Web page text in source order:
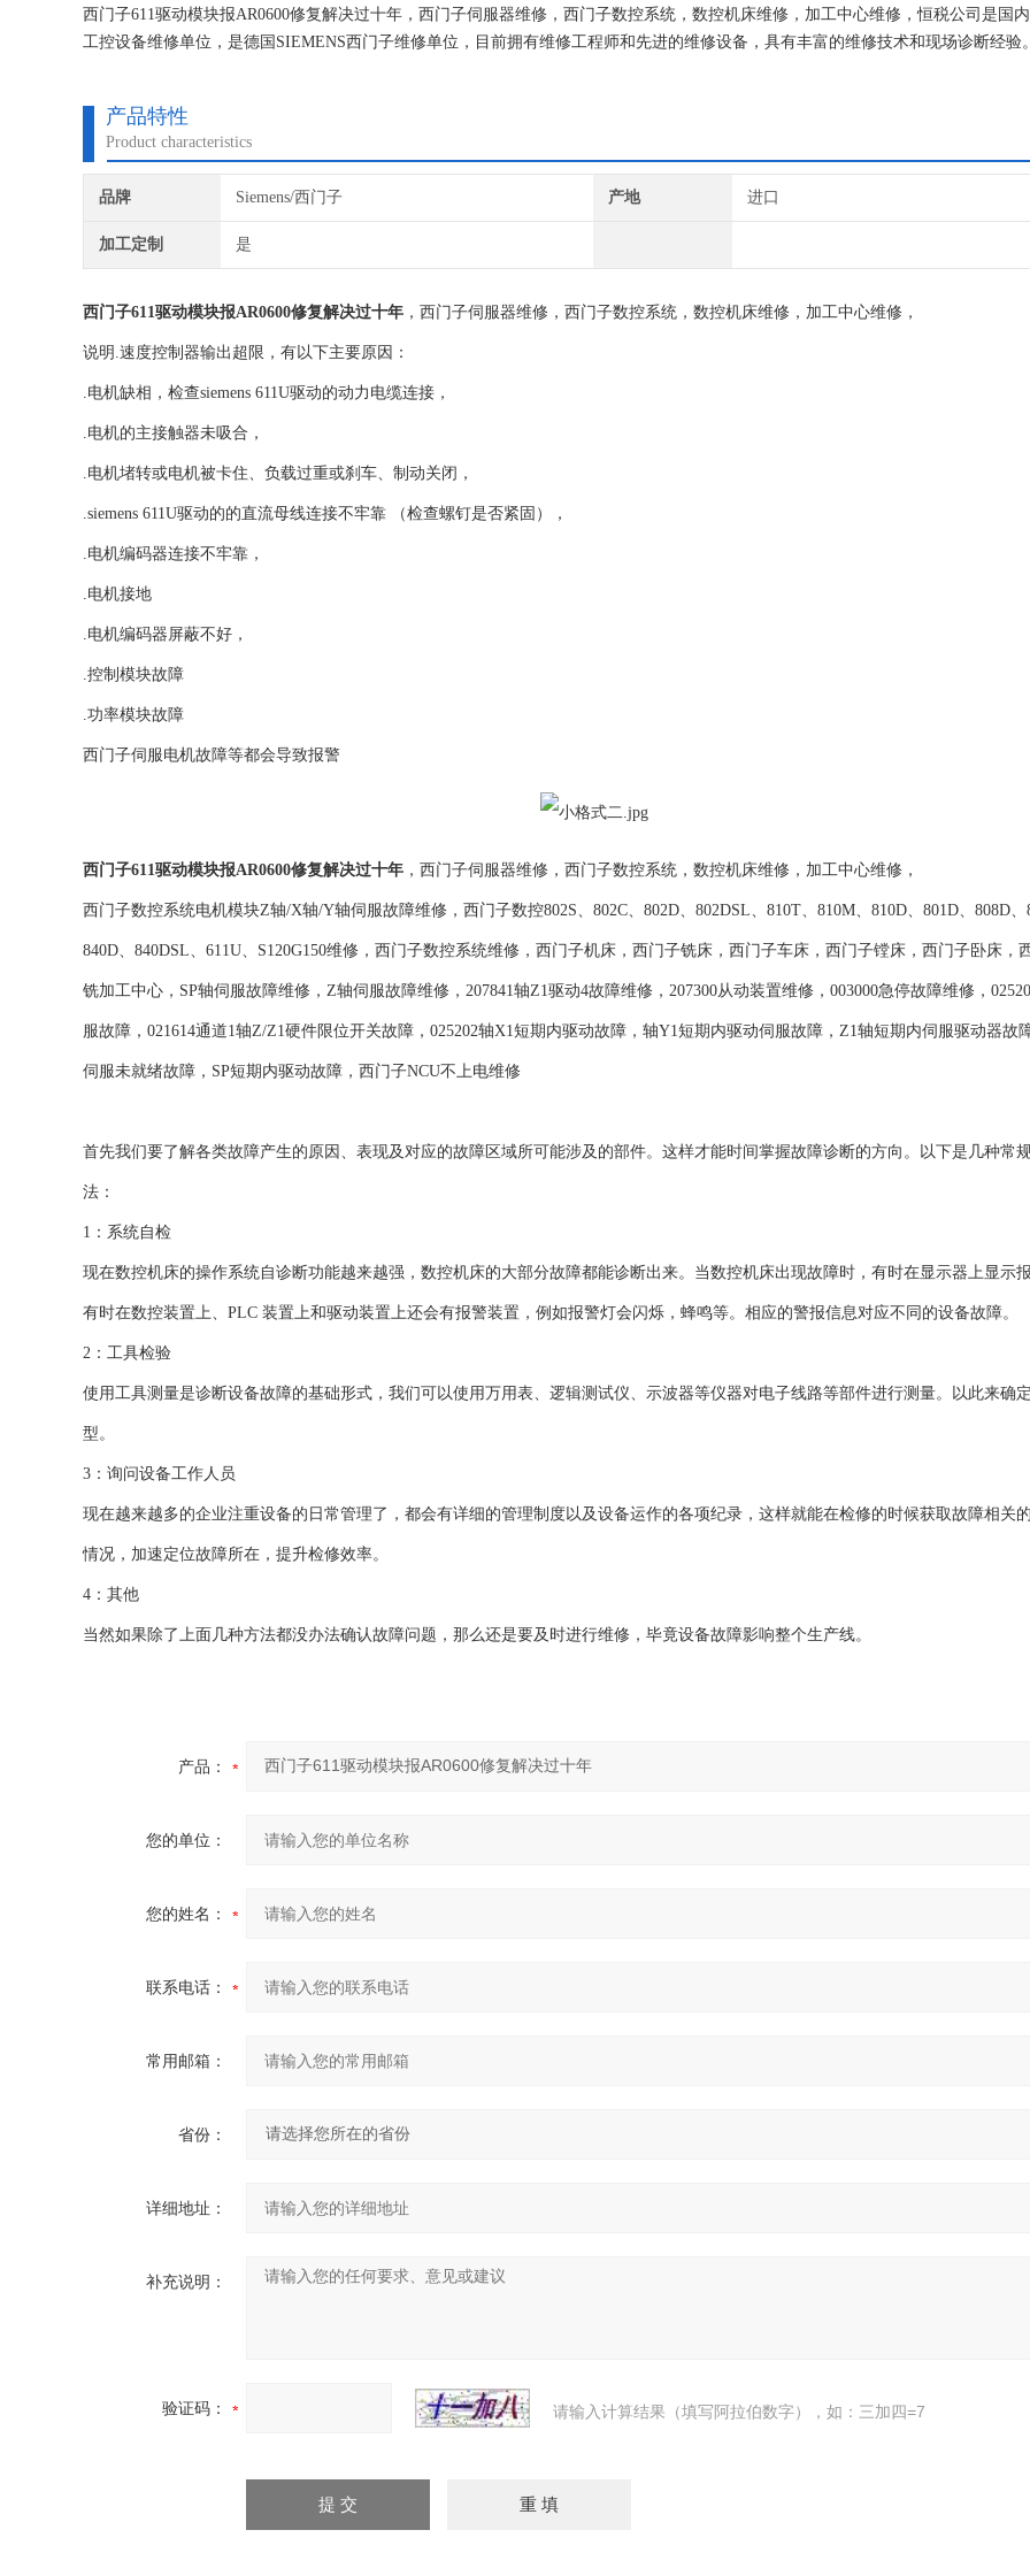
西门子611驱动模块报AR0600修复解决过十年，西门子伺服器维修，西门子数控系统，数控机床维修，加工中心维修，恒税公司是国
工控设备维修单位，是德国SIEMENS西门子维修单位，目前拥有维修工程师和先进的维修设备，具有丰富的维修技术和现场诊断经验
产品特性
Product characteristics
品牌 Siemens/西门子 产地 进口
加工定制 是
西门子611驱动模块报AR0600修复解决过十年 ，西门子伺服器维修，西门子数控系统，数控机床维修，加工中心维修，
说明.速度控制器输出超限，有以下主要原因：
.电机缺相，检查siemens 611U驱动的动力电缆连接，
.电机的主接触器未吸合，
.电机堵转或电机被卡住、负载过重或刹车、制动关闭，
.siemens 611U驱动的的直流母线连接不牢靠 （检查螺钉是否紧固），
.电机编码器连接不牢靠，
.电机接地
.电机编码器屏蔽不好，
.控制模块故障
.功率模块故障
西门子伺服电机故障等都会导致报警
西门子611驱动模块报AR0600修复解决过十年 ，西门子伺服器维修，西门子数控系统，数控机床维修，加工中心维修，
西门子数控系统电机模块Z轴/X轴/Y轴伺服故障维修，西门子数控802S、802C、802D、802DSL、810T、810M、810D、801D、808D、
840D、840DSL、611U、S120G150维修，西门子数控系统维修，西门子机床，西门子铣床，西门子车床，西门子镗床，西门子卧床，
铣加工中心，SP轴伺服故障维修，Z轴伺服故障维修，207841轴Z1驱动4故障维修，207300从动装置维修，003000急停故障维修，
服故障，021614通道1轴Z/Z1硬件限位开关故障，025202轴X1短期内驱动故障，轴Y1短期内驱动伺服故障，Z1轴短期内伺服驱动器故
伺服未就绪故障，SP短期内驱动故障，西门子NCU不上电维修
首先我们要了解各类故障产生的原因、表现及对应的故障区域所可能涉及的部件。这样才能时间掌握故障诊断的方向。以下是几种常
法：
1：系统自检
现在数控机床的操作系统自诊断功能越来越强，数控机床的大部分故障都能诊断出来。当数控机床出现故障时，有时在显示器上显示报
有时在数控装置上、PLC 装置上和驱动装置上还会有报警装置，例如报警灯会闪烁，蜂鸣等。相应的警报信息对应不同的设备故障。
2：工具检验
使用工具测量是诊断设备故障的基础形式，我们可以使用万用表、逻辑测试仪、示波器等仪器对电子线路等部件进行测量。以此来确
型。
3：询问设备工作人员
现在越来越多的企业注重设备的日常管理了，都会有详细的管理制度以及设备运作的各项纪录，这样就能在检修的时候获取故障相关
情况，加速定位故障所在，提升检修效率。
4：其他
当然如果除了上面几种方法都没办法确认故障问题，那么还是要及时进行维修，毕竟设备故障影响整个生产线。
产品：
您的单位：
您的姓名：
联系电话：
常用邮箱：
省份：
详细地址：
补充说明：
验证码： 请输入计算结果（填写阿拉伯数字），如：三加四=7